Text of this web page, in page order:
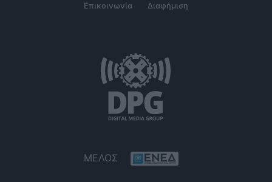
Επικοινωνία Διαφήμιση
ΜΕΛΟΣ